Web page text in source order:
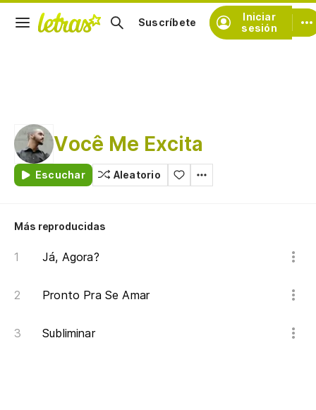
Iniciar
sesión
Suscríbete
Você Me Excita
Escuchar Aleatorio
Más reproducidas
Já, Agora?
Pronto Pra Se Amar
Subliminar